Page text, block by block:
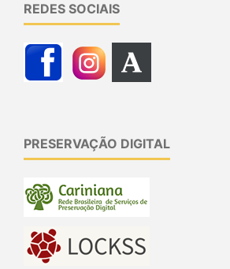
REDES SOCIAIS
PRESERVAÇÃO DIGITAL